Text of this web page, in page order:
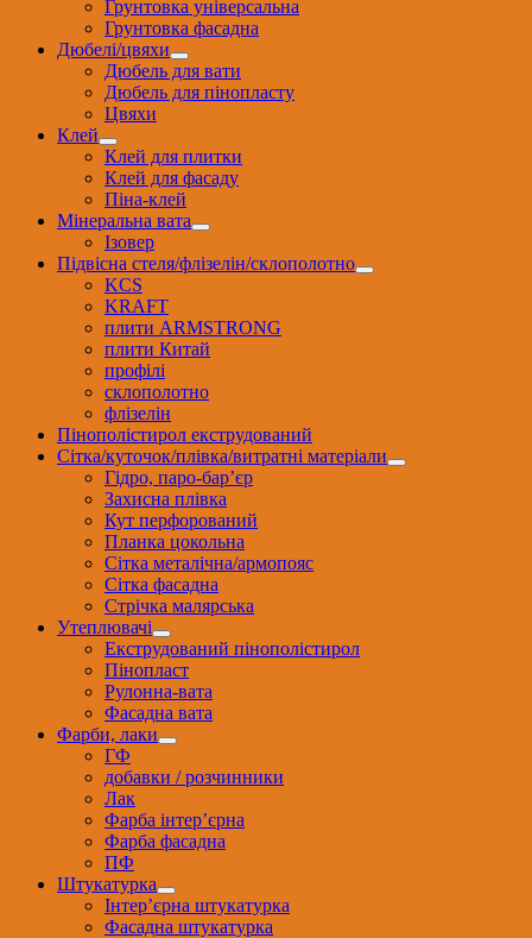
Грунтовка універсальна
Грунтовка фасадна
Дюбелі/цвяхи
Дюбель для вати
Дюбель для пінопласту
Цвяхи
Клей
Клей для плитки
Клей для фасаду
Піна-клей
Мінеральна вата
Ізовер
Підвісна стеля/флізелін/склополотно
KCS
KRAFT
плити ARMSTRONG
плити Китай
профілі
склополотно
флізелін
Пінополістирол екструдований
Сітка/куточок/плівка/витратні матеріали
Гідро, паро-бар’єр
Захисна плівка
Кут перфорований
Планка цокольна
Сітка металічна/армопояс
Сітка фасадна
Стрічка малярська
Утеплювачі
Екструдований пінополістирол
Пінопласт
Рулонна-вата
Фасадна вата
Фарби, лаки
ГФ
добавки / розчинники
Лак
Фарба інтер’єрна
Фарба фасадна
ПФ
Штукатурка
Інтер’єрна штукатурка
Фасадна штукатурка